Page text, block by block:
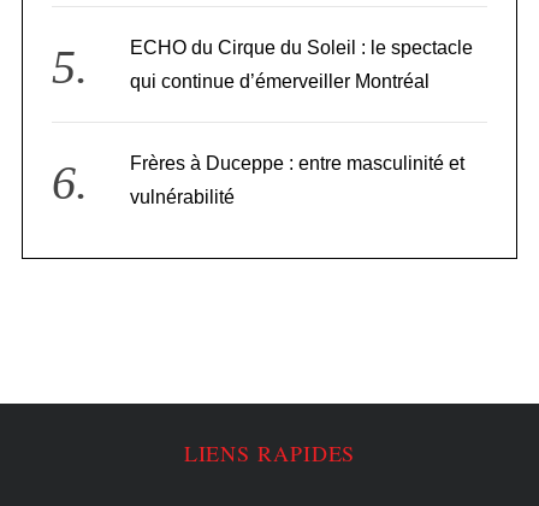
ECHO du Cirque du Soleil : le spectacle
qui continue d’émerveiller Montréal
Frères à Duceppe : entre masculinité et
vulnérabilité
LIENS RAPIDES